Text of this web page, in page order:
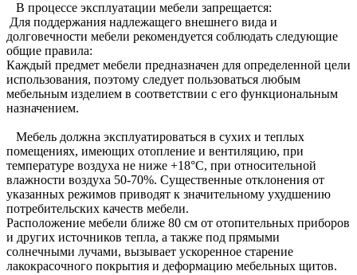
В процессе эксплуатации мебели запрещается:
Для поддержания надлежащего внешнего вида и
долговечности мебели рекомендуется соблюдать следующие
общие правила:
Каждый предмет мебели предназначен для определенной цели
использования, поэтому следует пользоваться любым
мебельным изделием в соответствии с его функциональным
назначением.
Мебель должна эксплуатироваться в сухих и теплых
помещениях, имеющих отопление и вентиляцию, при
температуре воздуха не ниже +18°C, при относительной
влажности воздуха 50-70%. Существенные отклонения от
указанных режимов приводят к значительному ухудшению
потребительских качеств мебели.
Расположение мебели ближе 80 см от отопительных приборов
и других источников тепла, а также под прямыми
солнечными лучами, вызывает ускоренное старение
лакокрасочного покрытия и деформацию мебельных щитов.